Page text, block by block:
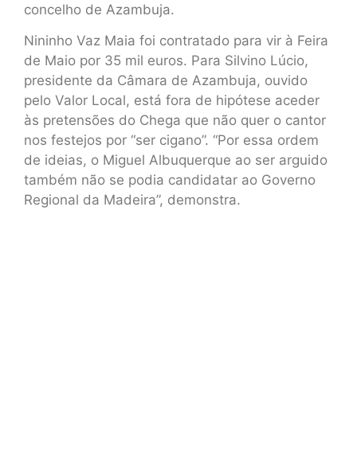
concelho de Azambuja.
Nininho Vaz Maia foi contratado para vir à Feira
de Maio por 35 mil euros. Para Silvino Lúcio,
presidente da Câmara de Azambuja, ouvido
pelo Valor Local, está fora de hipótese aceder
às pretensões do Chega que não quer o cantor
nos festejos por “ser cigano”. “Por essa ordem
de ideias, o Miguel Albuquerque ao ser arguido
também não se podia candidatar ao Governo
Regional da Madeira”, demonstra.